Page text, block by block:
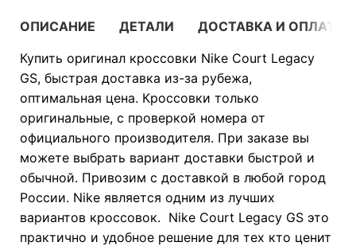
ОПИСАНИЕ ДЕТАЛИ
ДОСТАВКА И ОПЛАТА
Купить оригинал кроссовки Nike Court Legacy
GS, быстрая доставка из-за рубежа,
оптимальная цена. Кроссовки только
оригинальные, с проверкой номера от
официального производителя. При заказе вы
можете выбрать вариант доставки быстрой и
обычной. Привозим с доставкой в любой город
России. Nike является одним из лучших
вариантов кроссовок. Nike Court Legacy GS это
практично и удобное решение для тех кто ценит